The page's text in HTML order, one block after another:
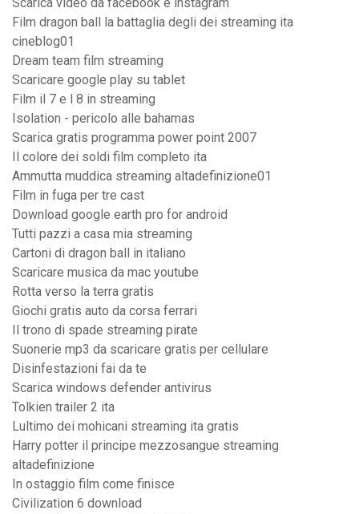
Scarica video da facebook e instagram
Film dragon ball la battaglia degli dei streaming ita
cineblog01
Dream team film streaming
Scaricare google play su tablet
Film il 7 e l 8 in streaming
Isolation - pericolo alle bahamas
Scarica gratis programma power point 2007
Il colore dei soldi film completo ita
Ammutta muddica streaming altadefinizione01
Film in fuga per tre cast
Download google earth pro for android
Tutti pazzi a casa mia streaming
Cartoni di dragon ball in italiano
Scaricare musica da mac youtube
Rotta verso la terra gratis
Giochi gratis auto da corsa ferrari
Il trono di spade streaming pirate
Suonerie mp3 da scaricare gratis per cellulare
Disinfestazioni fai da te
Scarica windows defender antivirus
Tolkien trailer 2 ita
Lultimo dei mohicani streaming ita gratis
Harry potter il principe mezzosangue streaming
altadefinizione
In ostaggio film come finisce
Civilization 6 download